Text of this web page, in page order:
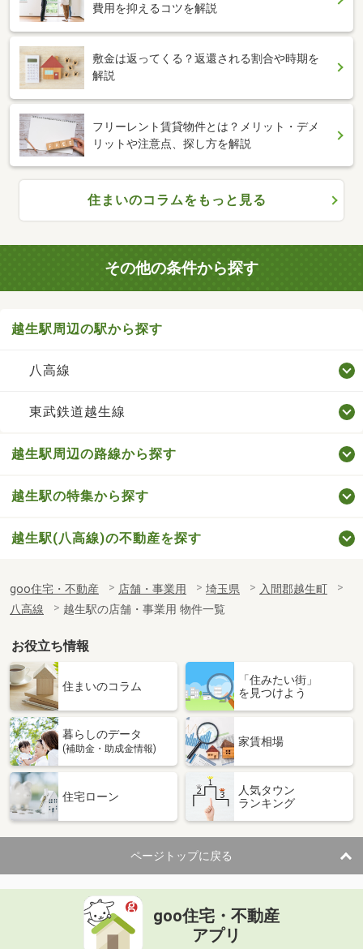
費用を抑えるコツを解説
敷金は返ってくる？返還される割合や時期を
解説
フリーレント賃貸物件とは？メリット・デメ
リットや注意点、探し方を解説
住まいのコラムをもっと見る
その他の条件から探す
越生駅周辺の駅から探す
八高線
東武鉄道越生線
越生駅周辺の路線から探す
越生駅の特集から探す
越生駅(八高線)の不動産を探す
goo住宅・不動産 店舗・事業用 埼玉県
入間郡越生町
八高線
越生駅の店舗・事業用 物件一覧
お役立ち情報
住まいのコラム
「住みたい街」
を見つけよう
暮らしのデータ
(補助金・助成金情報)
家賃相場
住宅ローン
人気タウン
ランキング
ページトップに戻る
goo住宅・不動産
アプリ